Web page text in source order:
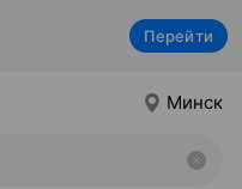
Перейти
Минск